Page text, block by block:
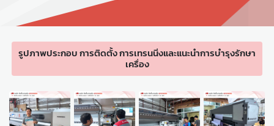
รูปภาพประกอบ การติดตั้ง การเทรนนิ่งและแนะนำการบำรุงรักษา
เครื่อง